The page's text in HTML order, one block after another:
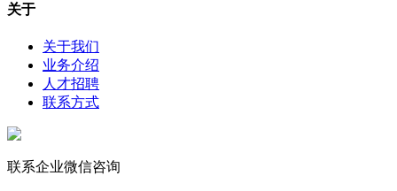
关于
关于我们
业务介绍
人才招聘
联系方式
联系企业微信咨询